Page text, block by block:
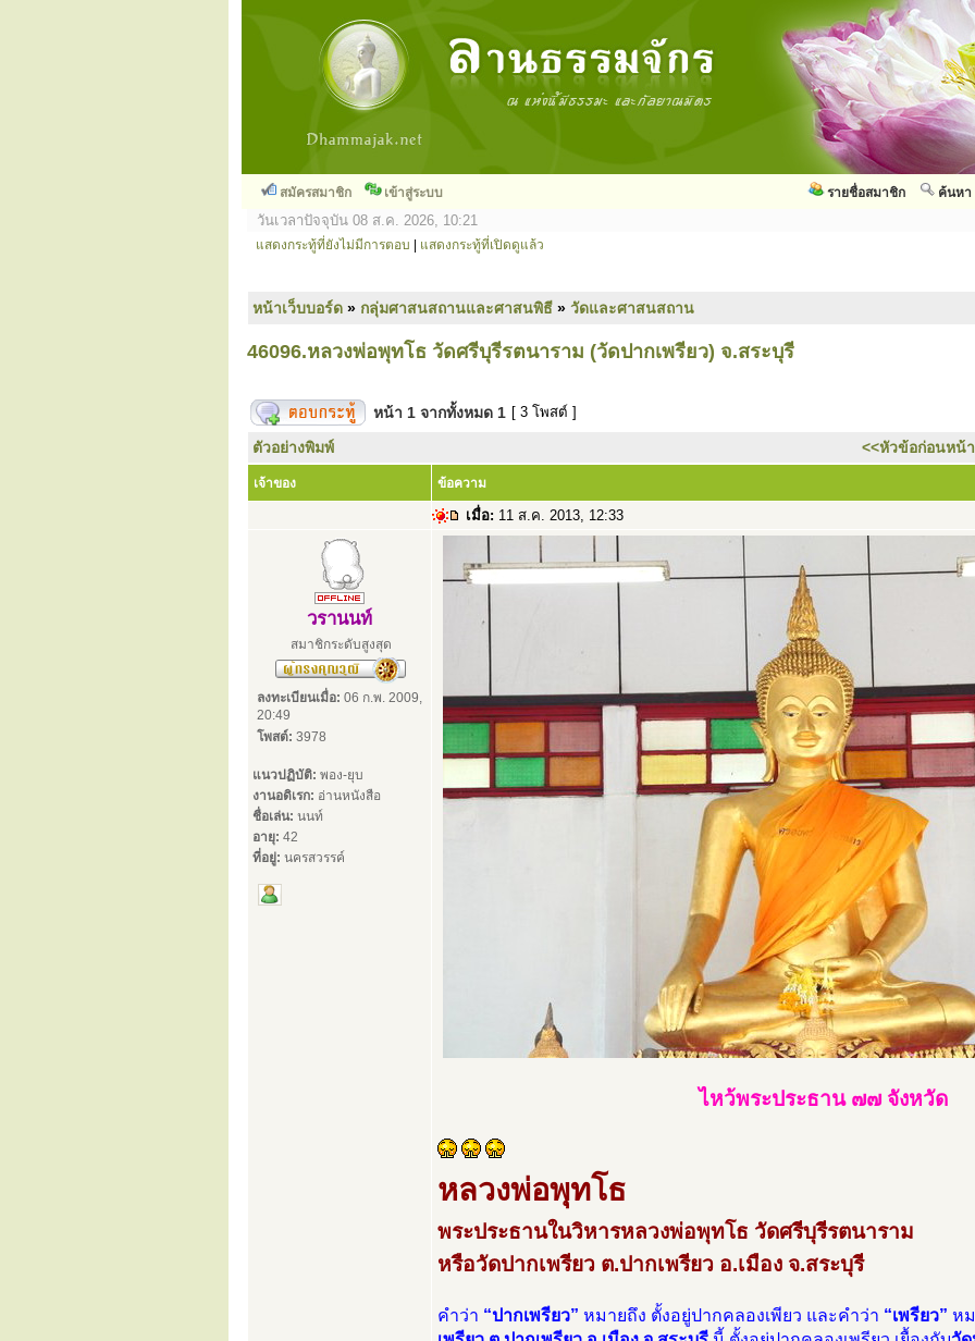
สมัครสมาชิก เข้าสู่ระบบ ค้นหา
รายชื่อสมาชิก
วันเวลาปัจจุบัน 08 ส.ค. 2026, 10:21
แสดงกระทู้ที่ยังไม่มีการตอบ แสดงกระทู้ที่เปิดดูแล้ว
หน้าเว็บบอร์ด » กลุ่มศาสนสถานและศาสนพิธี » วัดและศาสนสถาน
46096.หลวงพ่อพุทโธ วัดศรีบุรีรตนาราม (วัดปากเพรียว) จ.สระบุรี
หน้า 1 จากทั้งหมด 1 [ 3 โพสต์ ]
ตัวอย่างพิมพ์ <<หัวข้อก่อนหน้า
เจ้าของ ข้อความ
เมื่อ: 11 ส.ค. 2013, 12:33
วรานนท์
สมาชิกระดับสูงสุด
ลงทะเบียนเมื่อ: 06 ก.พ. 2009,
20:49
โพสต์: 3978
แนวปฏิบัติ: พอง-ยุบ
งานอดิเรก: อ่านหนังสือ
ชื่อเล่น: นนท์
อายุ: 42
ที่อยู่: นครสวรรค์
ไหว้พระประธาน ๗๗ จังหวัด
หลวงพ่อพุทโธ
พระประธานในวิหารหลวงพ่อพุทโธ วัดศรีบุรีรตนาราม
หรือวัดปากเพรียว ต.ปากเพรียว อ.เมือง จ.สระบุรี
คำว่า “ปากเพรียว” หมายถึง ตั้งอยู่ปากคลองเพียว และคำว่า “เพรียว” ห